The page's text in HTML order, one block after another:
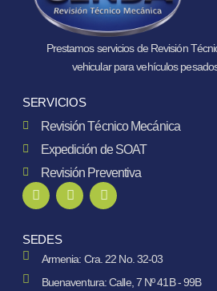
Prestamos servicios de Revisión
vehicular para vehículos
SERVICIOS
Revisión Técnico Mecánica
Expedición de SOAT
Revisión Preventiva
SEDES
Armenia: Cra. 22 No. 32-03
Buenaventura: Calle, 7 Nº 41B - 99B